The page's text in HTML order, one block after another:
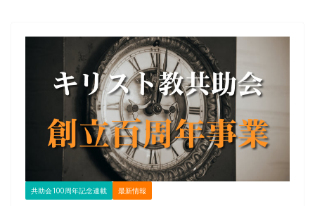
共助会100周年記念連載 最新情報